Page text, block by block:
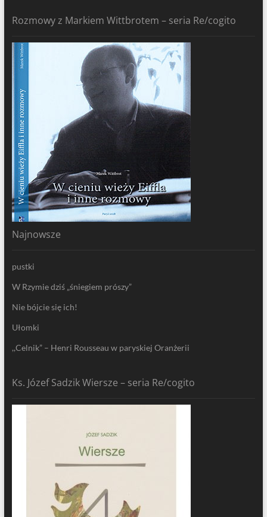
Rozmowy z Markiem Wittbrotem – seria Re/cogito
Najnowsze
pustki
W Rzymie dziś „śniegiem prószy”
Nie bójcie się ich!
Ułomki
,,Celnik” – Henri Rousseau w paryskiej Oranżerii
Ks. Józef Sadzik Wiersze – seria Re/cogito